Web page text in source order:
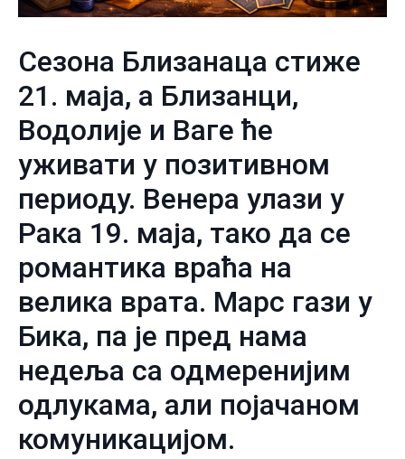
Сезона Близанаца стиже
21. маја, а Близанци,
Водолије и Ваге ће
уживати у позитивном
периоду. Венера улази у
Рака 19. маја, тако да се
романтика враћа на
велика врата. Марс гази у
Бика, па је пред нама
недеља са одмеренијим
одлукама, али појачаном
комуникацијом.